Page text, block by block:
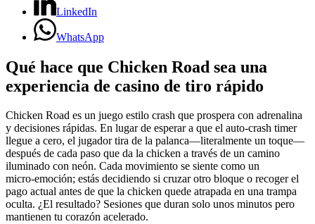
LinkedIn
WhatsApp
Qué hace que Chicken Road sea una
experiencia de casino de tiro rápido
Chicken Road es un juego estilo crash que prospera con adrenalina
y decisiones rápidas. En lugar de esperar a que el auto‑crash timer
llegue a cero, el jugador tira de la palanca—literalmente un toque—
después de cada paso que da la chicken a través de un camino
iluminado con neón. Cada movimiento se siente como un
micro‑emoción; estás decidiendo si cruzar otro bloque o recoger el
pago actual antes de que la chicken quede atrapada en una trampa
oculta. ¿El resultado? Sesiones que duran solo unos minutos pero
mantienen tu corazón acelerado.